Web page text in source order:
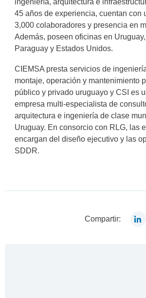
ingeniería, arquitectura e
45 años de experiencia, cuentan con
3,000 colaboradores y presencia en
Además, poseen oficinas en
Paraguay y Estados Unidos.
CIEMSA presta servicios de
montaje, operación y mantenimiento
público y privado uruguayo y CSI es
empresa multi-especialista de
arquitectura e ingeniería de clase
Uruguay. En consorcio con RLG, las
encargan del diseño ejecutivo y las
SDDR.
Compartir: